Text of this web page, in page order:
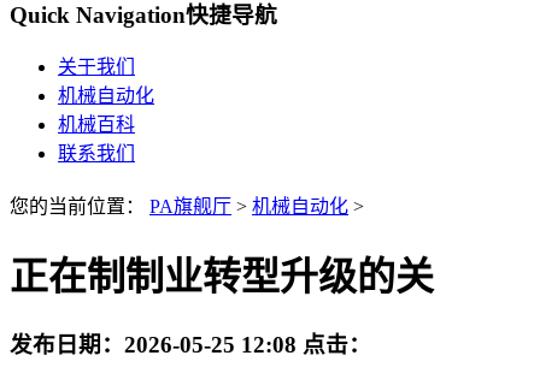
Quick Navigation快捷导航
关于我们
机械自动化
机械百科
联系我们
您的当前位置： PA旗舰厅 > 机械自动化 >
正在制制业转型升级的关
发布日期： 2026-05-25 12:08 点击：